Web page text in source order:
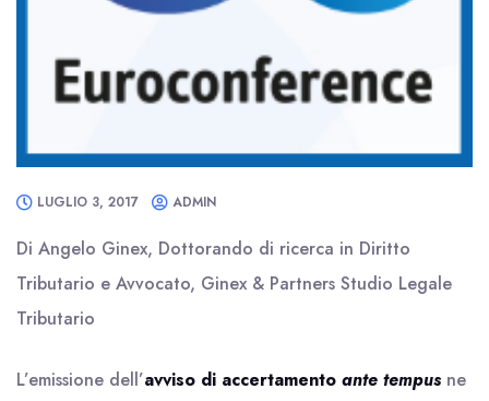
LUGLIO 3, 2017 ADMIN
Di Angelo Ginex, Dottorando di ricerca in Diritto
Tributario e Avvocato, Ginex & Partners Studio Legale
Tributario
L’emissione dell’avviso di accertamento ante tempus ne